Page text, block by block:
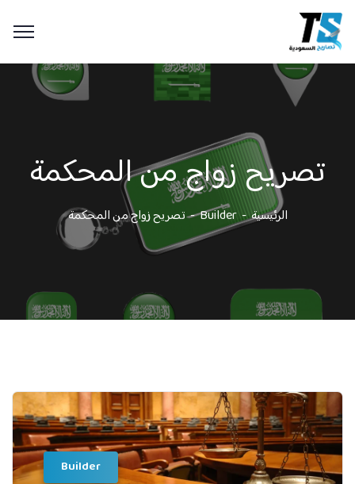
تصريح زواج من المحكمة
الرئيسية Builder تصريح زواج من المحكمة
Builder